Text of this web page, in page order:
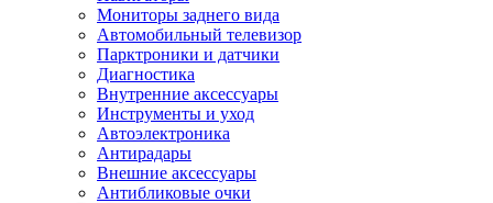
Мониторы заднего вида
Автомобильный телевизор
Парктроники и датчики
Диагностика
Внутренние аксессуары
Инструменты и уход
Автоэлектроника
Антирадары
Внешние аксессуары
Антибликовые очки